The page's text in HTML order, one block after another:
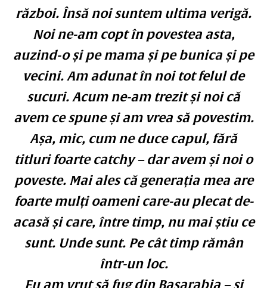
război. Însă noi suntem ultima verigă.
Noi ne-am copt în povestea asta,
auzind-o și pe mama și pe bunica și pe
vecini. Am adunat în noi tot felul de
sucuri. Acum ne-am trezit și noi că
avem ce spune și am vrea să povestim.
Așa, mic, cum ne duce capul, fără
titluri foarte catchy – dar avem și noi o
poveste. Mai ales că generația mea are
foarte mulți oameni care-au plecat de-
acasă și care, între timp, nu mai știu ce
sunt. Unde sunt. Pe cât timp rămân
într-un loc.
Eu am vrut să fug din Basarabia – și